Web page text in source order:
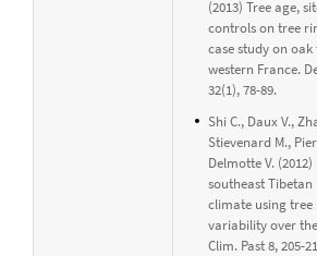
(2013) Tree age,
controls on tree
case study on
western France.
32(1), 78-89.
Shi C., Daux V.,
Stievenard M.,
Delmotte V.
southeast
climate using tree
variability over
Clim. Past 8, 205-